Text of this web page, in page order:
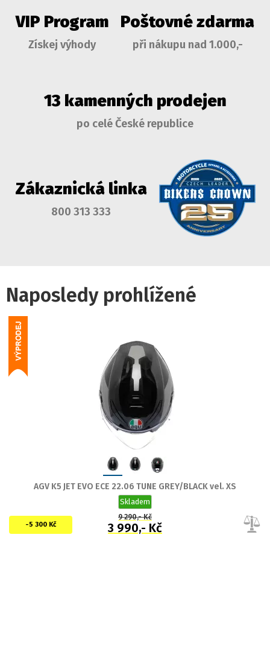
VIP Program
Získej výhody
Poštovné zdarma
při nákupu nad 1.000,-
13 kamenných prodejen
po celé České republice
Zákaznická linka
800 313 333
Naposledy prohlížené
AGV K5 JET EVO ECE 22.06 TUNE GREY/BLACK vel. XS
Skladem
-5 300 Kč
9 290,- Kč
3 990,- Kč